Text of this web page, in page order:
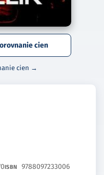
cien
cien →
ISBN 9788097233006